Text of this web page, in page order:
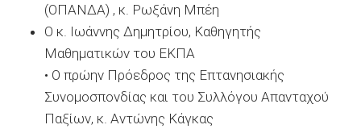
(ΟΠΑΝΔΑ) , κ. Ρωξάνη Μπέη
Ο κ. Ιωάννης Δημητρίου, Καθηγητής
Μαθηματικών του ΕΚΠΑ
• Ο πρώην Πρόεδρος της Επτανησιακής
Συνομοσπονδίας και του Συλλόγου Απανταχού
Παξίων, κ. Αντώνης Κάγκας